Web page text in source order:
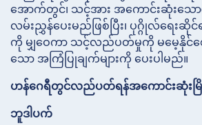
အောက်တွင်၊ သင့်အား အကောင်းဆုံးသော
လမ်းညွှန်ပေးမည်ဖြစ်ပြီး၊ ပုဂ္ဂိုလ်ရေးဆိုင်
ကို မျှဝေကာ သင့်လည်ပတ်မှုကို မမေ့နိုင်
သော အကြံပြုချက်များကို ပေးပါမည်။
ဟန်ဂေရီတွင်လည်ပတ်ရန်အကောင်းဆုံးမြို့
ဘူဒါပက်